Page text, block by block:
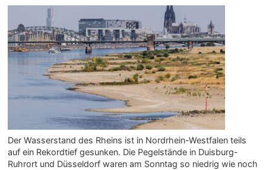
Der Wasserstand des Rheins ist in Nordrhein-Westfalen teils
auf ein Rekordtief gesunken. Die Pegelstände in Duisburg-
Ruhrort und Düsseldorf waren am Sonntag so niedrig wie noch